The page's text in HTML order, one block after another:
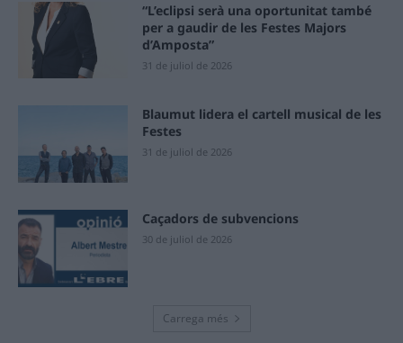
“L’eclipsi serà una oportunitat també
per a gaudir de les Festes Majors
d’Amposta”
31 de juliol de 2026
Blaumut lidera el cartell musical de les
Festes
31 de juliol de 2026
Caçadors de subvencions
30 de juliol de 2026
Carrega més